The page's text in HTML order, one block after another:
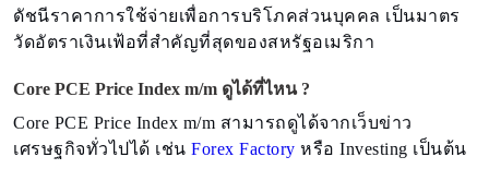
ดัชนีราคาการใช้จ่ายเพื่อการบริโภคส่วนบุคคล เป็นมาตร
วัดอัตราเงินเฟ้อที่สำคัญที่สุดของสหรัฐอเมริกา
Core PCE Price Index m/m ดูได้ที่ไหน ?
Core PCE Price Index m/m สามารถดูได้จากเว็บข่าว
เศรษฐกิจทั่วไปได้ เช่น Forex Factory หรือ Investing เป็นต้น